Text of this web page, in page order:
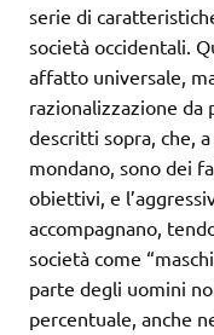
serie di
società occidentali.
affatto universale,
razionalizzazione da
descritti sopra, che,
mondano, sono dei
obiettivi, e
accompagnano,
società come
parte degli uomini
percentuale, anche